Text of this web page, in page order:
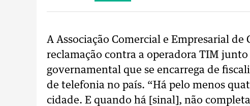
A Associação Comercial e Empresarial
reclamação contra a operadora TIM
governamental que se encarrega de
de telefonia no país. “Há pelo menos
cidade. E quando há [sinal], não